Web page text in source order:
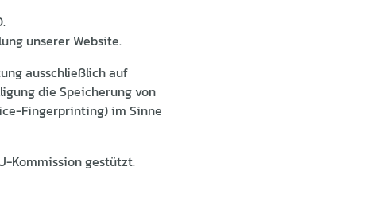
unserer Website.
ausschließlich auf
die Speicherung von
Fingerprinting) im Sinne
Kommission gestützt.